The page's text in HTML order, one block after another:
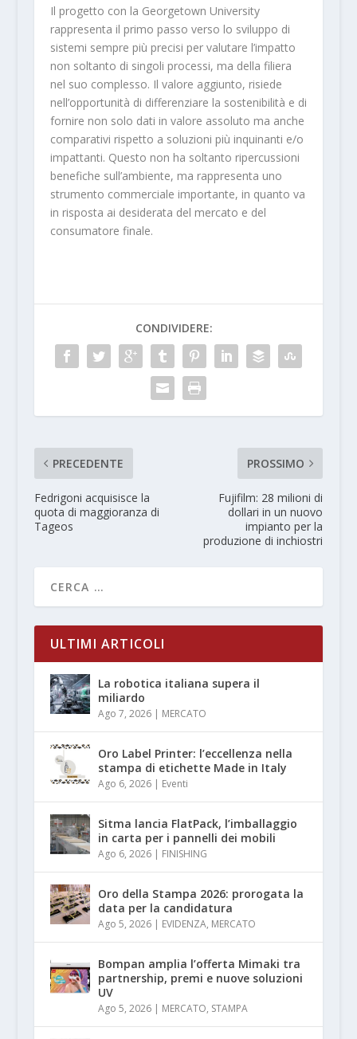
Il progetto con la Georgetown University
rappresenta il primo passo verso lo sviluppo di
sistemi sempre più precisi per valutare l’impatto
non soltanto di singoli processi, ma della filiera
nel suo complesso. Il valore aggiunto, risiede
nell’opportunità di differenziare la sostenibilità e di
fornire non solo dati in valore assoluto ma anche
comparativi rispetto a soluzioni più inquinanti e/o
impattanti. Questo non ha soltanto ripercussioni
benefiche sull’ambiente, ma rappresenta uno
strumento commerciale importante, in quanto va
in risposta ai desiderata del mercato e del
consumatore finale.
CONDIVIDERE:
PRECEDENTE
Fedrigoni acquisisce la
quota di maggioranza di
Tageos
PROSSIMO
Fujifilm: 28 milioni di
dollari in un nuovo
impianto per la
produzione di inchiostri
ULTIMI ARTICOLI
La robotica italiana supera il
miliardo
Ago 7, 2026| MERCATO
Oro Label Printer: l’eccellenza nella
stampa di etichette Made in Italy
Ago 6, 2026| Eventi
Sitma lancia FlatPack, l’imballaggio
in carta per i pannelli dei mobili
Ago 6, 2026| FINISHING
Oro della Stampa 2026: prorogata la
data per la candidatura
Ago 5, 2026| EVIDENZA, MERCATO
Bompan amplia l’offerta Mimaki tra
partnership, premi e nuove soluzioni
UV
Ago 5, 2026| MERCATO, STAMPA